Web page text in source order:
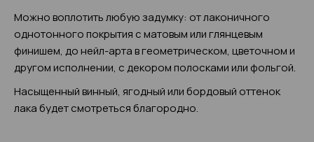
Можно воплотить любую задумку: от лаконичного
однотонного покрытия с матовым или глянцевым
финишем, до нейл-арта в геометрическом, цветочном и
другом исполнении, с декором полосками или фольгой.
Насыщенный винный, ягодный или бордовый оттенок
лака будет смотреться благородно.